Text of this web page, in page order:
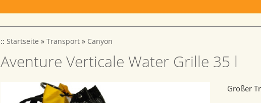
:: Startseite » Transport » Canyon
Aventure Verticale Water Grille 35 l
Großer